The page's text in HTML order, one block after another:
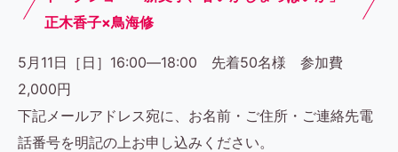
正木香子×鳥海修
5月11日［日］16:00―18:00 先着50名様 参加費
2,000円
下記メールアドレス宛に、お名前・ご住所・ご連絡先電
話番号を明記の上お申し込みください。